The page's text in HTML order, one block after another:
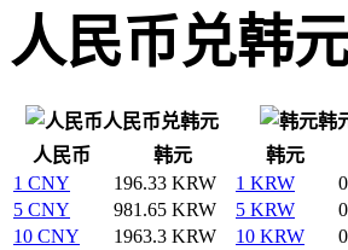
人民币兑韩
人民币兑韩元
韩
人民币
韩元 韩元
1 CNY
196.33 KRW 1 KRW
5 CNY
981.65 KRW 5 KRW
10 CNY
1963.3 KRW 10 KRW